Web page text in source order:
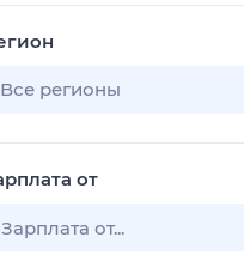
Все регионы
от